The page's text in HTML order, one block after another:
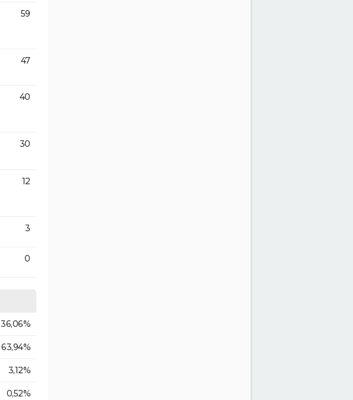
59
47
40
30
12
3
0
36,06%
63,94%
3,12%
0,52%